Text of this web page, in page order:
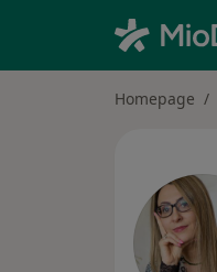
Homepage